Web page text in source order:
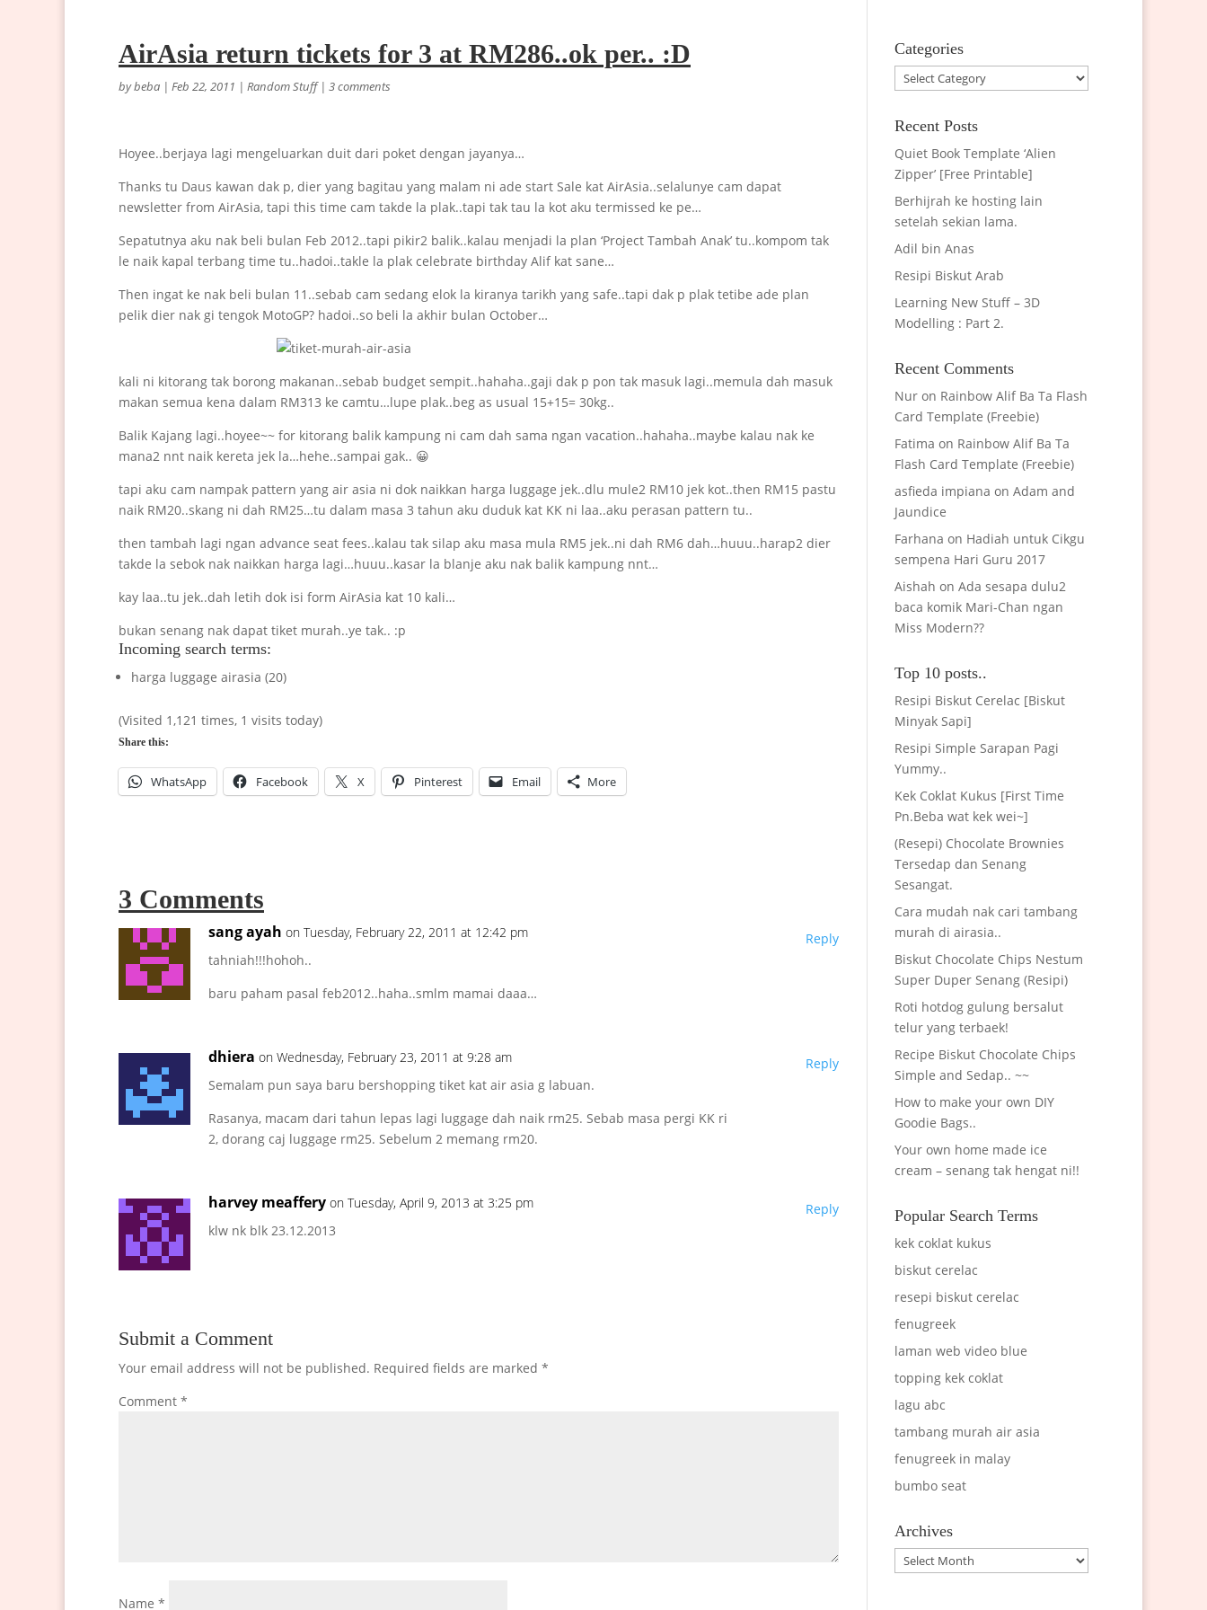
AirAsia return tickets for 3 at RM286..ok per.. :D
bybeba | Feb 22, 2011 | Random Stuff| 3 comments
Hoyee..berjaya lagi mengeluarkan duit dari poket dengan jayanya…
Thanks tu Daus kawan dak p, dier yang bagitau yang malam ni ade start Sale kat AirAsia..selalunye cam dapat
newsletter from AirAsia, tapi this time cam takde la plak..tapi tak tau la kot aku termissed ke pe…
Sepatutnya aku nak beli bulan Feb 2012..tapi pikir2 balik..kalau menjadi la plan ‘Project Tambah Anak’ tu..kompom tak
le naik kapal terbang time tu..hadoi..takle la plak celebrate birthday Alif kat sane…
Then ingat ke nak beli bulan 11..sebab cam sedang elok la kiranya tarikh yang safe..tapi dak p plak tetibe ade plan
pelik dier nak gi tengok MotoGP? hadoi..so beli la akhir bulan October…
kali ni kitorang tak borong makanan..sebab budget sempit..hahaha..gaji dak p pon tak masuk lagi..memula dah masuk
makan semua kena dalam RM313 ke camtu…lupe plak..beg as usual 15+15= 30kg..
Balik Kajang lagi..hoyee~~ for kitorang balik kampung ni cam dah sama ngan vacation..hahaha..maybe kalau nak ke
mana2 nnt naik kereta jek la…hehe..sampai gak.. 😀
tapi aku cam nampak pattern yang air asia ni dok naikkan harga luggage jek..dlu mule2 RM10 jek kot..then RM15 pastu
naik RM20..skang ni dah RM25…tu dalam masa 3 tahun aku duduk kat KK ni laa..aku perasan pattern tu..
then tambah lagi ngan advance seat fees..kalau tak silap aku masa mula RM5 jek..ni dah RM6 dah…huuu..harap2 dier
takde la sebok nak naikkan harga lagi…huuu..kasar la blanje aku nak balik kampung nnt…
kay laa..tu jek..dah letih dok isi form AirAsia kat 10 kali…
bukan senang nak dapat tiket murah..ye tak.. :p
Incoming search terms:
harga luggage airasia (20)
(Visited 1,121 times, 1 visits today)
Share this:
WhatsApp Facebook X Pinterest Email More
3 Comments
sang ayah on Tuesday, February 22, 2011 at 12:42 pm
tahniah!!!hohoh..
baru paham pasal feb2012..haha..smlm mamai daaa…
Reply
dhiera on Wednesday, February 23, 2011 at 9:28 am
Semalam pun saya baru bershopping tiket kat air asia g labuan.
Rasanya, macam dari tahun lepas lagi luggage dah naik rm25. Sebab masa pergi KK ri
2, dorang caj luggage rm25. Sebelum 2 memang rm20.
Reply
harvey meaffery on Tuesday, April 9, 2013 at 3:25 pm
klw nk blk 23.12.2013
Reply
Submit a Comment
Your email address will not be published. Required fields are marked *
Comment *
Name *
Categories
Categories
Recent Posts
Quiet Book Template ‘Alien
Zipper’ [Free Printable]
Berhijrah ke hosting lain
setelah sekian lama.
Adil bin Anas
Resipi Biskut Arab
Learning New Stuff – 3D
Modelling : Part 2.
Recent Comments
Nur on Rainbow Alif Ba Ta Flash
Card Template (Freebie)
Fatima on Rainbow Alif Ba Ta
Flash Card Template (Freebie)
asfieda impiana onAdam and
Jaundice
Farhana on Hadiah untuk Cikgu
sempena Hari Guru 2017
Aishah onAda sesapa dulu2
baca komik Mari-Chan ngan
Miss Modern??
Top 10 posts..
Resipi Biskut Cerelac [Biskut
Minyak Sapi]
Resipi Simple Sarapan Pagi
Yummy..
Kek Coklat Kukus [First Time
Pn.Beba wat kek wei~]
(Resepi) Chocolate Brownies
Tersedap dan Senang
Sesangat.
Cara mudah nak cari tambang
murah di airasia..
Biskut Chocolate Chips Nestum
Super Duper Senang (Resipi)
Roti hotdog gulung bersalut
telur yang terbaek!
Recipe Biskut Chocolate Chips
Simple and Sedap.. ~~
How to make your own DIY
Goodie Bags..
Your own home made ice
cream – senang tak hengat ni!!
Popular Search Terms
kek coklat kukus
biskut cerelac
resepi biskut cerelac
fenugreek
laman web video blue
topping kek coklat
lagu abc
tambang murah air asia
fenugreek in malay
bumbo seat
Archives
Archives